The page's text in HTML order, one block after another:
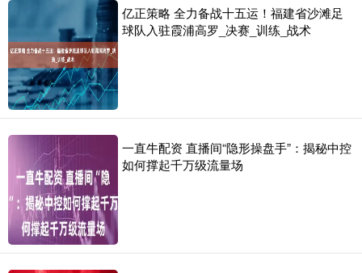
亿正策略 全力备战十五运！福建省沙滩足
球队入驻霞浦高罗_决赛_训练_战术
一直牛配资 直播间“隐形操盘手”：揭秘中控
如何撑起千万级流量场